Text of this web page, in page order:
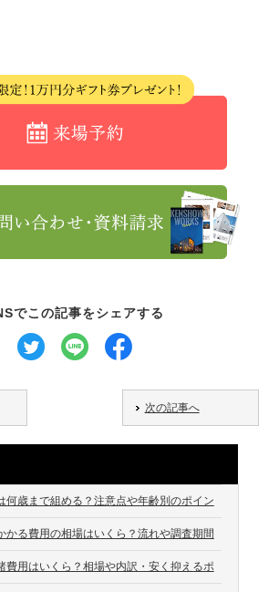
でこの記事をシェアする
次の記事へ
何歳まで組める？注意点や年齢別のポイン
かる費用の相場はいくら？流れや調査期間
費用はいくら？相場や内訳・安く抑えるポ